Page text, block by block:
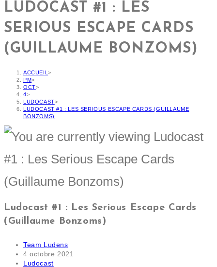
LUDOCAST #1 : LES
SERIOUS ESCAPE CARDS
(GUILLAUME BONZOMS)
ACCUEIL>
PM>
OCT>
4>
LUDOCAST>
LUDOCAST #1 : LES SERIOUS ESCAPE CARDS (GUILLAUME
BONZOMS)
Ludocast #1 : Les Serious Escape Cards
(Guillaume Bonzoms)
Team Ludens
4 octobre 2021
Ludocast